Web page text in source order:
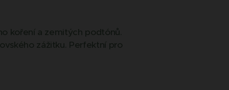
koření a zemitých podtónů.
zážitku. Perfektní pro